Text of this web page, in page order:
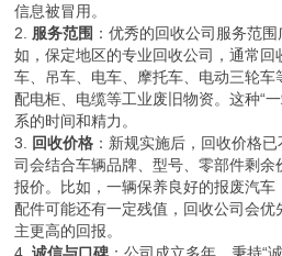
信息被冒用。
2. 服务范围 ：优秀的回收公司服务范
如，保定地区的专业回收公司，通常
车、吊车、电车、摩托车、电动三轮车
配电柜、电缆等工业废旧物资。这种“
系的时间和精力。
3.
回收价格 ：新规实施后，回收价格
司会结合车辆品牌、型号、零部件剩
报价。比如，一辆保养良好的报废汽
配件可能还有一定残值，回收公司会
主更高的回报。